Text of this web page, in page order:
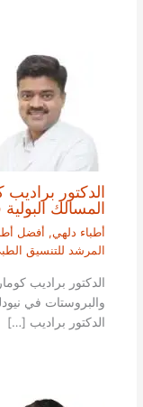
الدكتور
المسالك
أطباء دلهي, أفضل
المرشد للتنسيق
الدكتور براديب
الدكتور براديب […]